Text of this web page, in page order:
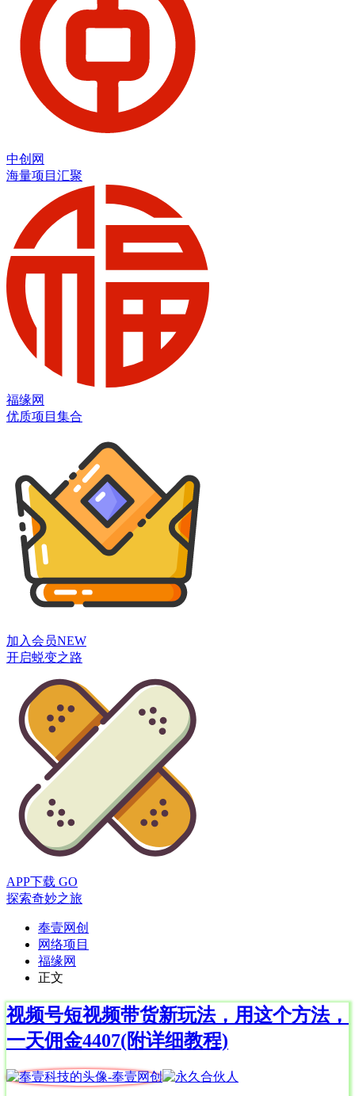
中创网
海量项目汇聚
福缘网
优质项目集合
加入会员NEW
开启蜕变之路
APP下载 GO
探索奇妙之旅
奉壹网创
网络项目
福缘网
正文
视频号短视频带货新玩法，用这个方法，
一天佣金4407(附详细教程)